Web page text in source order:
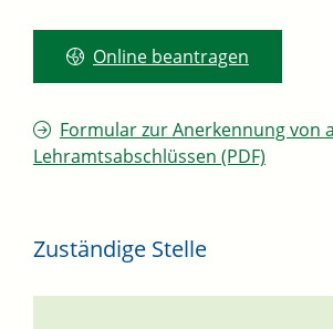
Online beantragen
Formular zur Anerkennung von
Lehramtsabschlüssen (PDF)
Zuständige Stelle